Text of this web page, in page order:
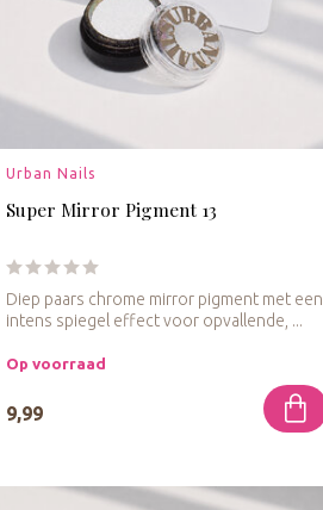
Urban Nails
Super Mirror Pigment 13
Diep paars chrome mirror pigment met een
intens spiegel effect voor opvallende, ...
Op voorraad
9,99